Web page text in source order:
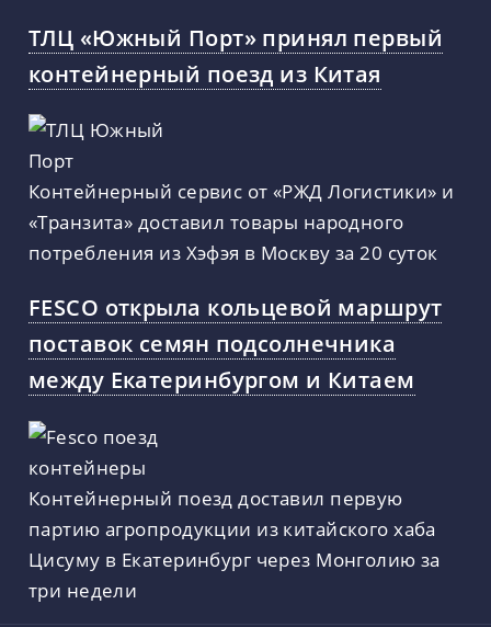
ТЛЦ «Южный Порт» принял первый
контейнерный поезд из Китая
Контейнерный сервис от «РЖД Логистики» и
«Транзита» доставил товары народного
потребления из Хэфэя в Москву за 20 суток
FESCO открыла кольцевой маршрут
поставок семян подсолнечника
между Екатеринбургом и Китаем
Контейнерный поезд доставил первую
партию агропродукции из китайского хаба
Цисуму в Екатеринбург через Монголию за
три недели